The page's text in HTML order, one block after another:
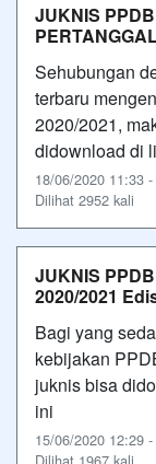
JUKNIS
Sehubungan
terbaru
2020/2021,
didownload di
18/06/2020 11:33
Dilihat 2952 kali
JUKNIS
2020/2021
Bagi yang
kebijakan
juknis bisa
ini
15/06/2020 12:29
Dilihat 1967 kali